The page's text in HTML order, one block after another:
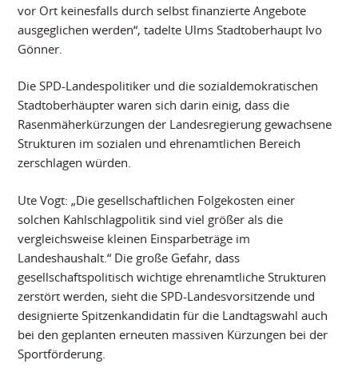
vor Ort keinesfalls durch selbst finanzierte Angebote
ausgeglichen werden“, tadelte Ulms Stadtoberhaupt Ivo
Gönner.
Die SPD-Landespolitiker und die sozialdemokratischen
Stadtoberhäupter waren sich darin einig, dass die
Rasenmäherkürzungen der Landesregierung gewachsene
Strukturen im sozialen und ehrenamtlichen Bereich
zerschlagen würden.
Ute Vogt: „Die gesellschaftlichen Folgekosten einer
solchen Kahlschlagpolitik sind viel größer als die
vergleichsweise kleinen Einsparbeträge im
Landeshaushalt.“ Die große Gefahr, dass
gesellschaftspolitisch wichtige ehrenamtliche Strukturen
zerstört werden, sieht die SPD-Landesvorsitzende und
designierte Spitzenkandidatin für die Landtagswahl auch
bei den geplanten erneuten massiven Kürzungen bei der
Sportförderung.